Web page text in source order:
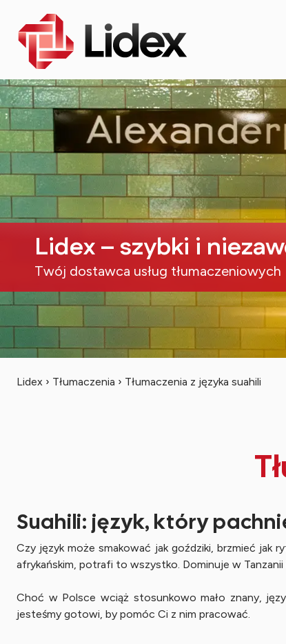
Lidex – szybki i
Twój dostawca usług tłumaczeniowych
Lidex › Tłumaczenia › Tłumaczenia z języka suahili
Suahili: język, który
Czy język może smakować jak goździki, brzmieć jak
afrykańskim, potrafi to wszystko. Dominuje w Tanzanii
Choć w Polsce wciąż stosunkowo mało znany,
jesteśmy gotowi, by pomóc Ci z nim pracować.